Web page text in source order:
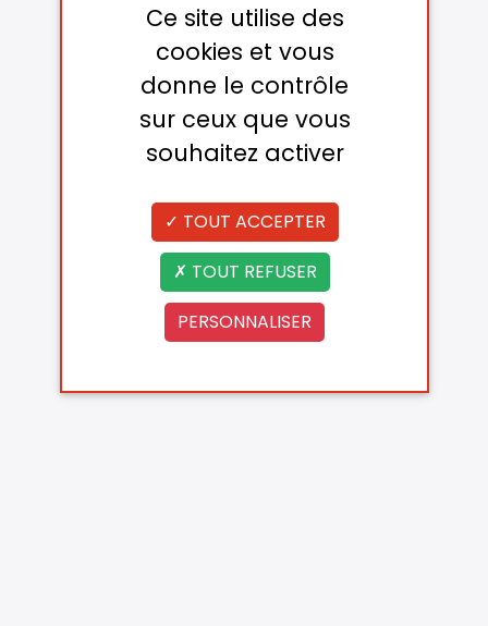
Ce site utilise des
cookies et vous
donne le contrôle
sur ceux que vous
souhaitez activer
TOUT ACCEPTER
TOUT REFUSER
PERSONNALISER